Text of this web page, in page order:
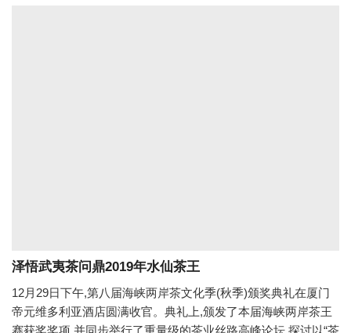
泽悟武夷茶问鼎2019年水仙茶王
12月29日下午,第八届海峡两岸茶文化季(秋季)颁奖典礼在厦门
帝元维多利亚酒店圆满收官。典礼上,颁发了本届海峡两岸茶王